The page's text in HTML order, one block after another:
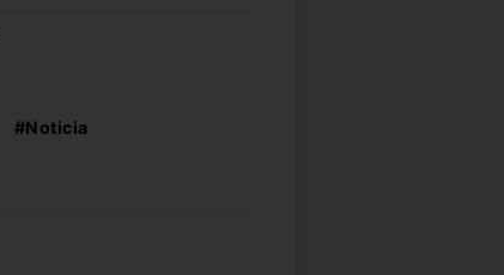
#Noticia